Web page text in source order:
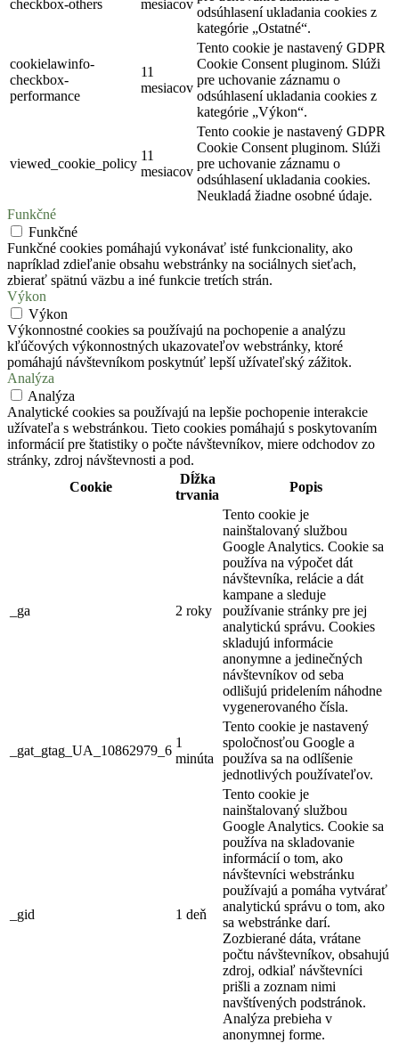
checkbox-others
mesiacov
odsúhlasení ukladania cookies z
kategórie „Ostatné“.
cookielawinfo-
checkbox-
performance
11
mesiacov
Tento cookie je nastavený GDPR
Cookie Consent pluginom. Slúži
pre uchovanie záznamu o
odsúhlasení ukladania cookies z
kategórie „Výkon“.
viewed_cookie_policy
11
mesiacov
Tento cookie je nastavený GDPR
Cookie Consent pluginom. Slúži
pre uchovanie záznamu o
odsúhlasení ukladania cookies.
Neukladá žiadne osobné údaje.
Funkčné
Funkčné
Funkčné cookies pomáhajú vykonávať isté funkcionality, ako
napríklad zdieľanie obsahu webstránky na sociálnych sieťach,
zbierať spätnú väzbu a iné funkcie tretích strán.
Výkon
Výkon
Výkonnostné cookies sa používajú na pochopenie a analýzu
kľúčových výkonnostných ukazovateľov webstránky, ktoré
pomáhajú návštevníkom poskytnúť lepší užívateľský zážitok.
Analýza
Analýza
Analytické cookies sa používajú na lepšie pochopenie interakcie
užívateľa s webstránkou. Tieto cookies pomáhajú s poskytovaním
informácií pre štatistiky o počte návštevníkov, miere odchodov zo
stránky, zdroj návštevnosti a pod.
Cookie
Dĺžka
trvania
Popis
_ga 2 roky
Tento cookie je
nainštalovaný službou
Google Analytics. Cookie sa
používa na výpočet dát
návštevníka, relácie a dát
kampane a sleduje
používanie stránky pre jej
analytickú správu. Cookies
skladujú informácie
anonymne a jedinečných
návštevníkov od seba
odlišujú pridelením náhodne
vygenerovaného čísla.
_gat_gtag_UA_10862979_6
1
minúta
Tento cookie je nastavený
spoločnosťou Google a
používa sa na odlíšenie
jednotlivých používateľov.
_gid 1 deň
Tento cookie je
nainštalovaný službou
Google Analytics. Cookie sa
používa na skladovanie
informácií o tom, ako
návštevníci webstránku
používajú a pomáha vytvárať
analytickú správu o tom, ako
sa webstránke darí.
Zozbierané dáta, vrátane
počtu návštevníkov, obsahujú
zdroj, odkiaľ návštevníci
prišli a zoznam nimi
navštívených podstránok.
Analýza prebieha v
anonymnej forme.